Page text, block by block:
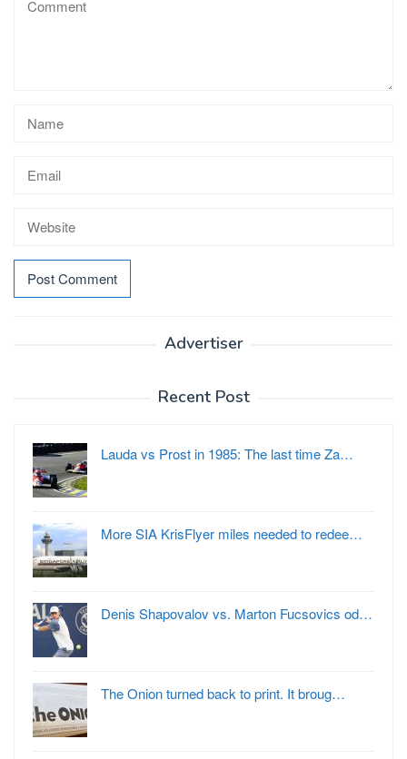
Advertiser
Recent Post
Lauda vs Prost in 1985: The last time Za…
More SIA KrisFlyer miles needed to redee…
Denis Shapovalov vs. Marton Fucsovics od…
The Onion turned back to print. It broug…